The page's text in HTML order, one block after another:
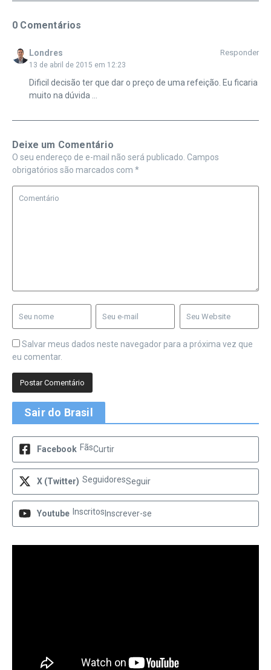
0 Comentários
Londres
13 de abril de 2015 em 12:23
Responder
Dificil decisão ter que dar o preço de uma refeição. Eu ficaria
muito na dúvida …
Deixe um Comentário
O seu endereço de e-mail não será publicado. Campos
obrigatórios são marcados com *
Salvar meus dados neste navegador para a próxima vez que
eu comentar.
Sair do Brasil
Facebook FãsCurtir
X (Twitter) SeguidoresSeguir
Youtube Inscritos Inscrever-se